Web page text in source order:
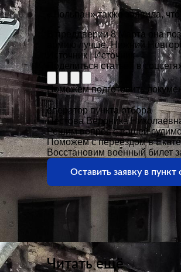
«Тюльпан» также заявила,
В преддверии 8 Марта она
армию лучше.Нижний
Источник | Источник
Поделиться статьёй в
Поможем подготовить
оператор пункта отбора
Пестова Вероника
Решим вопрос с вашей
Поможем с переездом в
Восстановим военный билет
Оставить заявку в пункт
Читать ещё